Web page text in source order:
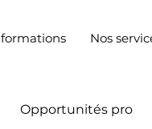
Nos
Opportunités pro